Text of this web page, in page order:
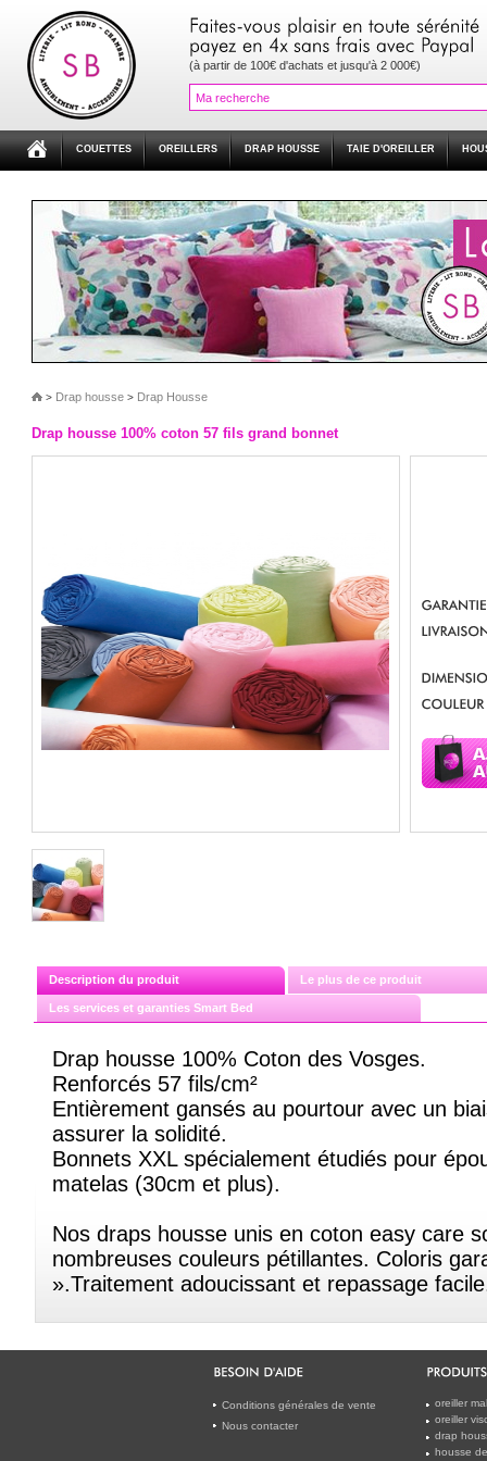
(à partir de 100€ d'achats et jusqu'à 2 000€)
COUETTES OREILLERS DRAP HOUSSE TAIE D'OREILLER
> Drap housse > Drap Housse
Drap housse 100% coton 57 fils grand bonnet
Description du produit Le plus de ce produit
Les services et garanties Smart Bed
Drap housse 100% Coton des Vosges.
Renforcés 57 fils/cm²
Entièrement gansés au pourtour avec un
assurer la solidité.
Bonnets XXL spécialement étudiés pour
matelas (30cm et plus).
Nos draps housse unis en coton easy care
nombreuses couleurs pétillantes. Coloris
».Traitement adoucissant et repassage
Conditions générales de vente
Nous contacter
oreiller
oreiller
drap
housse